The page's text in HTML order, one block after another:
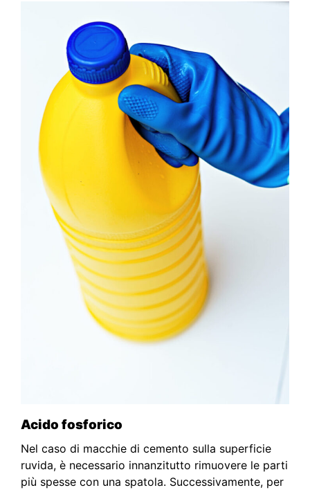
Acido fosforico
Nel caso di macchie di cemento sulla superficie
ruvida, è necessario innanzitutto rimuovere le parti
più spesse con una spatola. Successivamente, per